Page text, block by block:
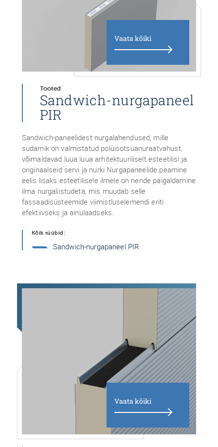
Vaata kõiki
Tooted
Sandwich-nurgapaneel
PIR
Sandwich-paneelidest nurgalahendused, mille
südamik on valmistatud polüisotsüanuraatvahust,
võimaldavad luua luua arhitektuuriliselt esteetilisi ja
originaalseid servi ja nurki Nurgapaneelide peamine
eelis lisaks esteetilisele ilmele on nende paigaldamine
ilma nurgaliistudeta, mis muudab selle
fassaadisüsteemide viimistluselemendi eriti
efektiivseks ja ainulaadseks.
Kõik tüübid:
Sandwich-nurgapaneel PIR
Vaata kõiki